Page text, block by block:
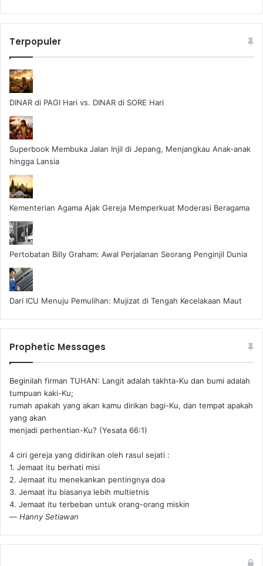
Terpopuler
DINAR di PAGI Hari vs. DINAR di SORE Hari
Superbook Membuka Jalan Injil di Jepang, Menjangkau Anak-anak
hingga Lansia
Kementerian Agama Ajak Gereja Memperkuat Moderasi Beragama
Pertobatan Billy Graham: Awal Perjalanan Seorang Penginjil Dunia
Dari ICU Menuju Pemulihan: Mujizat di Tengah Kecelakaan Maut
Prophetic Messages
Beginilah firman TUHAN: Langit adalah takhta-Ku dan bumi adalah
tumpuan kaki-Ku;
rumah apakah yang akan kamu dirikan bagi-Ku, dan tempat apakah
yang akan
menjadi perhentian-Ku? (Yesata 66:1) ‪
4 ciri gereja yang didirikan oleh rasul sejati :
1. Jemaat itu berhati misi
2. Jemaat itu menekankan pentingnya doa
3. Jemaat itu biasanya lebih multietnis
4. Jemaat itu terbeban untuk orang-orang miskin
— Hanny Setiawan